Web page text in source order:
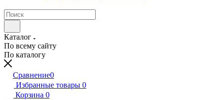
Каталог
По всему сайту
По каталогу
Сравнение0
Избранные товары 0
Корзина 0